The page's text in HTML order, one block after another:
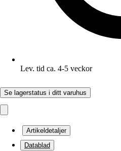
Lev. tid ca. 4-5 veckor
Se lagerstatus i ditt varuhus
Artikeldetaljer
Datablad